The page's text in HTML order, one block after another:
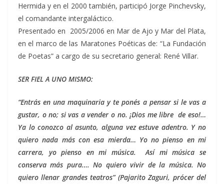
Hermida y en el 2000 también, participó Jorge Pinchevsky,
el comandante intergaláctico.
Presentado en 2005/2006 en Mar de Ajo y Mar del Plata,
en el marco de las Maratones Poéticas de: “La Fundación
de Poetas” a cargo de su secretario general: René Villar.
SER FIEL A UNO MISMO:
“Entrás en una maquinaria y te ponés a pensar si le vas a
gustar, o no; si vas a vender o no. ¡Dios me libre de eso!…
Ya lo conozco al asunto, alguna vez estuve adentro. Y no
quiero nada más con esa mierda… Yo no pienso en mi
carrera, yo pienso en mi música. Así mi música se
conserva más pura…. No quiero vivir de la música. No
quiero llenar grandes teatros” (Pajarito Zaguri, prócer del